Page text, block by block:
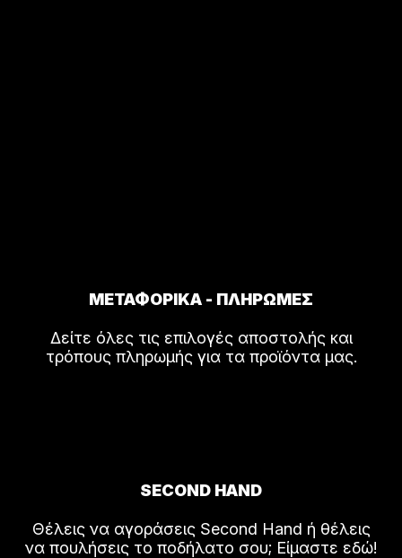
ΜΕΤΑΦΟΡΙΚΑ - ΠΛΗΡΩΜΕΣ
Δείτε όλες τις επιλογές αποστολής και
τρόπους πληρωμής για τα προϊόντα μας.
SECOND HAND
Θέλεις να αγοράσεις Second Hand ή θέλεις
να πουλήσεις το ποδήλατο σου; Είμαστε εδώ!